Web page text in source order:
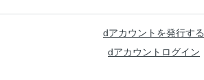
dアカウントを発行する
dアカウントログイン